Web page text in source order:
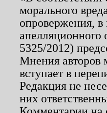
морального
опровержения, в
апелляционного
5325/2012)
Мнения авторов
вступает в
Редакция не
них